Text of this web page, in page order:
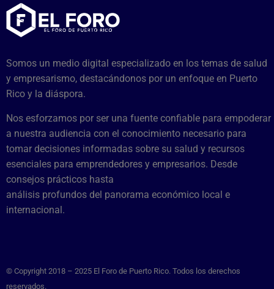
Somos un medio digital especializado en los temas de salud
y empresarismo, destacándonos por un enfoque en Puerto
Rico y la diáspora.
Nos esforzamos por ser una fuente confiable para empoderar
a nuestra audiencia con el conocimiento necesario para
tomar decisiones informadas sobre su salud y recursos
esenciales para emprendedores y empresarios. Desde
consejos prácticos hasta
análisis profundos del panorama económico local e
internacional.
© Copyright 2018 – 2025 El Foro de Puerto Rico. Todos los derechos
reservados.